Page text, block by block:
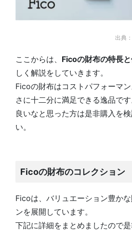
出典：
ここからは、 Ficoの財布の特長
しく解説をしていきます。
Ficoの財布はコストパフォーマ
さに十二分に満足できる逸品です
良いなと思った方は是非購入を
い。
Ficoの財布のコレクション
Ficoは、バリュエーション豊か
ンを展開しています。
下記に詳細をまとめましたので